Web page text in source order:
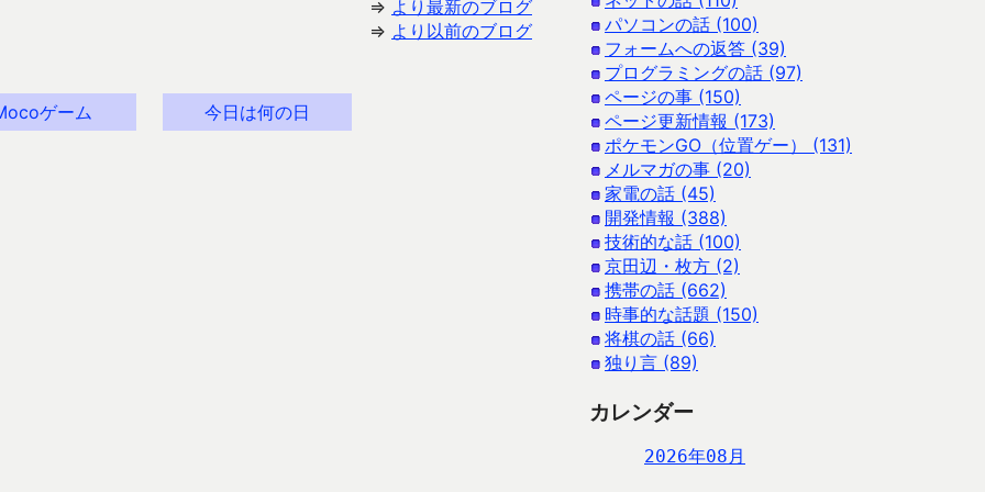
⇒ より最新のブログ
⇒ より以前のブログ
ゲーム 今日は何の日
パソコンの話 (100)
フォームへの返答 (39)
プログラミングの話 (97)
ページの事 (150)
ページ更新情報 (173)
ポケモンGO（位置ゲー） (131)
メルマガの事 (20)
家電の話 (45)
開発情報 (388)
技術的な話 (100)
京田辺・枚方 (2)
携帯の話 (662)
時事的な話題 (150)
将棋の話 (66)
独り言 (89)
カレンダー
2026年08月